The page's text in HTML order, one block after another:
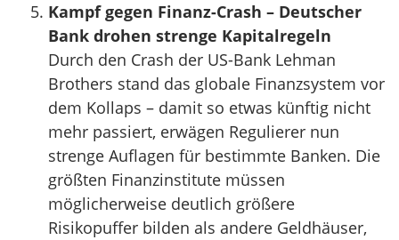
Kampf gegen Finanz-Crash – Deutscher
Bank drohen strenge Kapitalregeln
Durch den Crash der US-Bank Lehman
Brothers stand das globale Finanzsystem vor
dem Kollaps – damit so etwas künftig nicht
mehr passiert, erwägen Regulierer nun
strenge Auflagen für bestimmte Banken. Die
größten Finanzinstitute müssen
möglicherweise deutlich größere
Risikopuffer bilden als andere Geldhäuser,